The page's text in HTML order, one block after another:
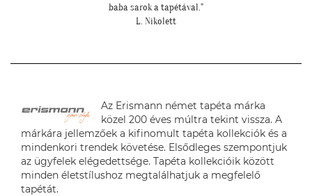
baba sarok a tapétával."
L. Nikolett
Az Erismann német tapéta márka
közel 200 éves múltra tekint vissza. A
márkára jellemzőek a kifinomult tapéta kollekciók és a
mindenkori trendek követése. Elsődleges szempontjuk
az ügyfelek elégedettsége. Tapéta kollekcióik között
minden életstílushoz megtalálhatjuk a megfelelő
tapétát.